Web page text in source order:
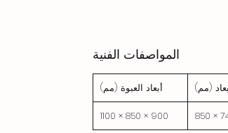
المواصفات الفنية
(مم) أبعاد العبوة (مم)
900 × 850 × 1100